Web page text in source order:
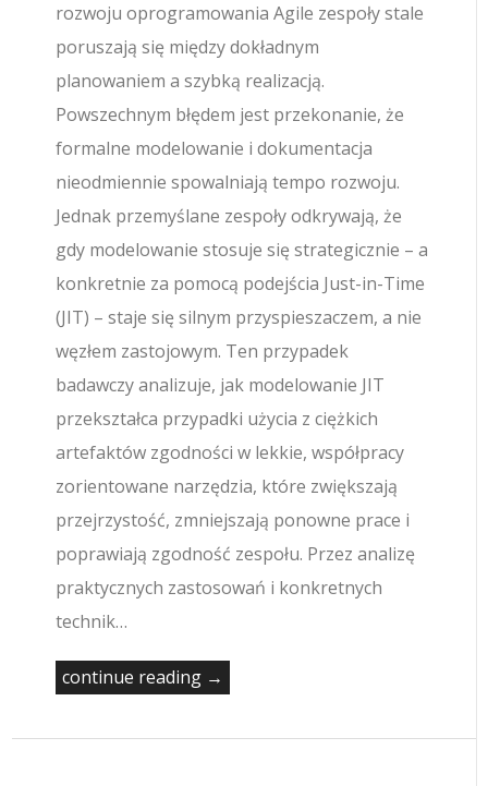
rozwoju oprogramowania Agile zespoły stale
poruszają się między dokładnym
planowaniem a szybką realizacją.
Powszechnym błędem jest przekonanie, że
formalne modelowanie i dokumentacja
nieodmiennie spowalniają tempo rozwoju.
Jednak przemyślane zespoły odkrywają, że
gdy modelowanie stosuje się strategicznie – a
konkretnie za pomocą podejścia Just-in-Time
(JIT) – staje się silnym przyspieszaczem, a nie
węzłem zastojowym. Ten przypadek
badawczy analizuje, jak modelowanie JIT
przekształca przypadki użycia z ciężkich
artefaktów zgodności w lekkie, współpracy
zorientowane narzędzia, które zwiększają
przejrzystość, zmniejszają ponowne prace i
poprawiają zgodność zespołu. Przez analizę
praktycznych zastosowań i konkretnych
technik…
continue reading →